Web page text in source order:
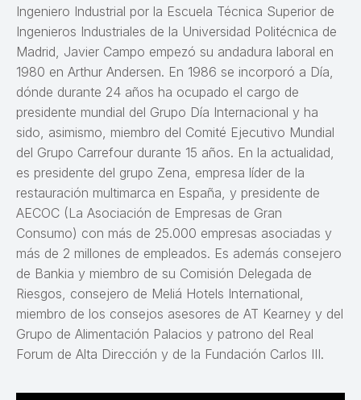
Ingeniero Industrial por la Escuela Técnica Superior de
Ingenieros Industriales de la Universidad Politécnica de
Madrid, Javier Campo empezó su andadura laboral en
1980 en Arthur Andersen. En 1986 se incorporó a Día,
dónde durante 24 años ha ocupado el cargo de
presidente mundial del Grupo Día Internacional y ha
sido, asimismo, miembro del Comité Ejecutivo Mundial
del Grupo Carrefour durante 15 años. En la actualidad,
es presidente del grupo Zena, empresa líder de la
restauración multimarca en España, y presidente de
AECOC (La Asociación de Empresas de Gran
Consumo) con más de 25.000 empresas asociadas y
más de 2 millones de empleados. Es además consejero
de Bankia y miembro de su Comisión Delegada de
Riesgos, consejero de Meliá Hotels International,
miembro de los consejos asesores de AT Kearney y del
Grupo de Alimentación Palacios y patrono del Real
Forum de Alta Dirección y de la Fundación Carlos III.